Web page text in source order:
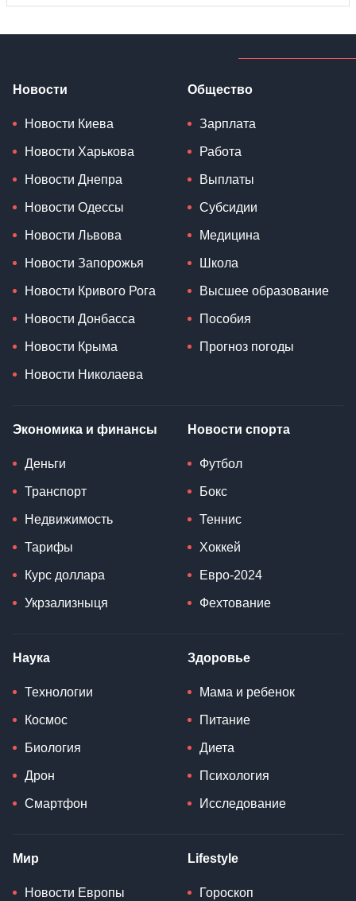
Новости
Новости Киева
Новости Харькова
Новости Днепра
Новости Одессы
Новости Львова
Новости Запорожья
Новости Кривого Рога
Новости Донбасса
Новости Крыма
Новости Николаева
Общество
Зарплата
Работа
Выплаты
Субсидии
Медицина
Школа
Высшее образование
Пособия
Прогноз погоды
Экономика и финансы
Деньги
Транспорт
Недвижимость
Тарифы
Курс доллара
Укрзализныця
Новости спорта
Футбол
Бокс
Теннис
Хоккей
Евро-2024
Фехтование
Наука
Технологии
Космос
Биология
Дрон
Смартфон
Здоровье
Мама и ребенок
Питание
Диета
Психология
Исследование
Мир
Новости Европы
Lifestyle
Гороскоп